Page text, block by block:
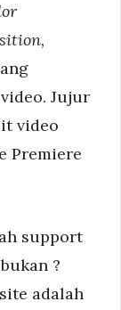
Jujur
video
Premiere
support
?
adalah